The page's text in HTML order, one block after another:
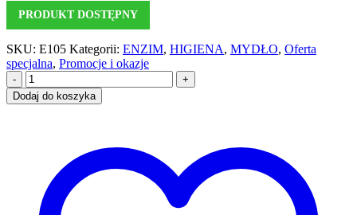
PRODUKT DOSTĘPNY
SKU: E105 Kategorii: ENZIM, HIGIENA, MYDŁO, Oferta
specjalna, Promocje i okazje
-
+
Dodaj do koszyka